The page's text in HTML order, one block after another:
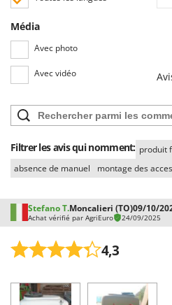
Média
Avec photo
Avec vidéo
Filtrer les avis qui nomment: produit
absence de manuel
montage des
Stefano T.Moncalieri (TO)09/10/
Achat vérifié par AgriEuro 24/09/2025
4,3
Prestations